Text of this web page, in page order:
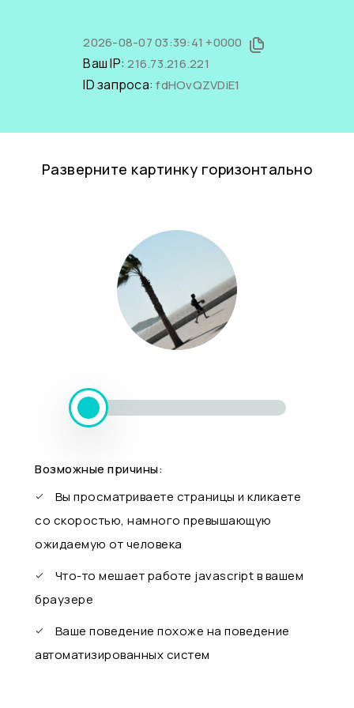
2026-08-07 03:39:41 +0000
Ваш IP:216.73.216.221
ID запроса:fdHOvQZVDiE1
Разверните картинку горизонтально
Возможные причины:
Вы просматриваете страницы и кликаете
со скоростью, намного превышающую
ожидаемую от человека
Что-то мешает работе javascript в вашем
браузере
Ваше поведение похоже на поведение
автоматизированных систем